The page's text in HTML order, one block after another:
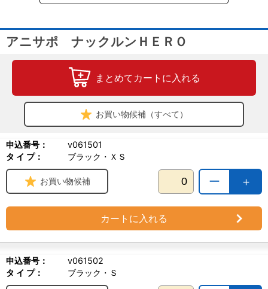
・フローリングで滑ってうまく歩けない子
【使用上の注意】
・砂利やアスファルトなど使用する路面状況によっては、製品が傷
つき破損等の原因となる場合がございます。
・使い始めは様子をみながらご使用下さい。また長時間のご使用は
ご遠慮下さい。
・足の形状によりゴム部と皮膚が擦れ、皮膚が赤くなることがあり
ます。万が一皮膚に異常がみられた場合は使用を中止し、獣医師に
ご相談下さい。
アニサポ ナックルンＨＥＲＯ
まとめてカートに入れる
お買い物候補（すべて）
申込番号：
v061501
タ イ プ：
ブラック・ＸＳ
＋
ー
お買い物候補
カートに入れる
申込番号：
v061502
タ イ プ：
ブラック・Ｓ